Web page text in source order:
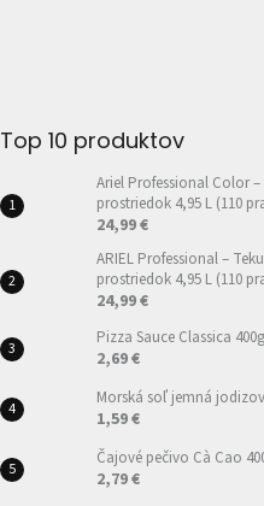
Top 10 produktov
Ariel Professional Color
prostriedok 4,95 L (110
24,99 €
ARIEL Professional –
prostriedok 4,95 L (110
24,99 €
Pizza Sauce Classica 400g
2,69 €
Morská soľ jemná
1,59 €
Čajové pečivo Cà Cao
2,79 €